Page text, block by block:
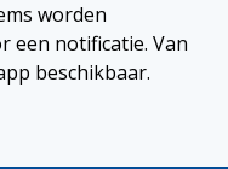
worden
een notificatie. Van
beschikbaar.